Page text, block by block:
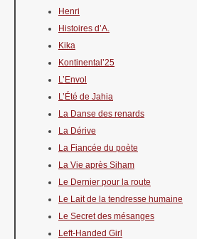
Henri
Histoires d’A.
Kika
Kontinental’25
L’Envol
L’Été de Jahia
La Danse des renards
La Dérive
La Fiancée du poète
La Vie après Siham
Le Dernier pour la route
Le Lait de la tendresse humaine
Le Secret des mésanges
Left-Handed Girl